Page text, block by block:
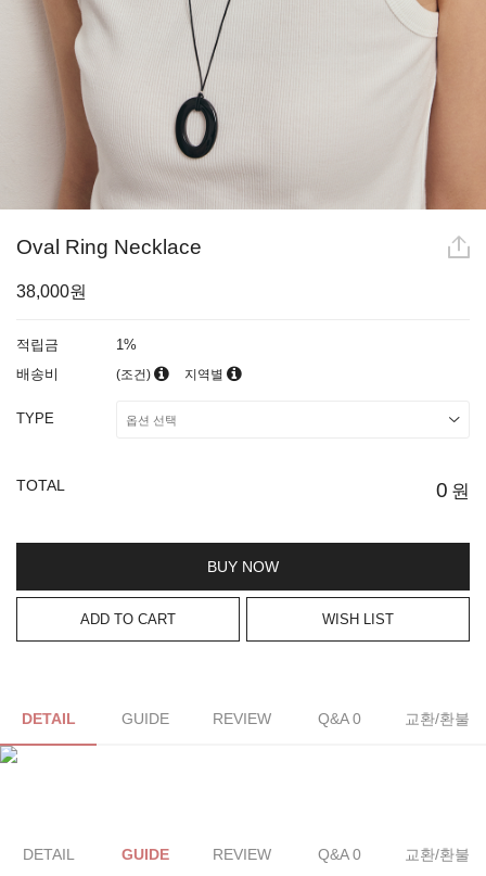
Oval Ring Necklace
38,000원
적립금
1%
배송비
(조건) 지역별
TYPE
TOTAL 0 원
BUY NOW
ADD TO CART WISH LIST
DETAIL GUIDE REVIEW Q&A 0 교환/환불
DETAIL GUIDE REVIEW Q&A 0 교환/환불